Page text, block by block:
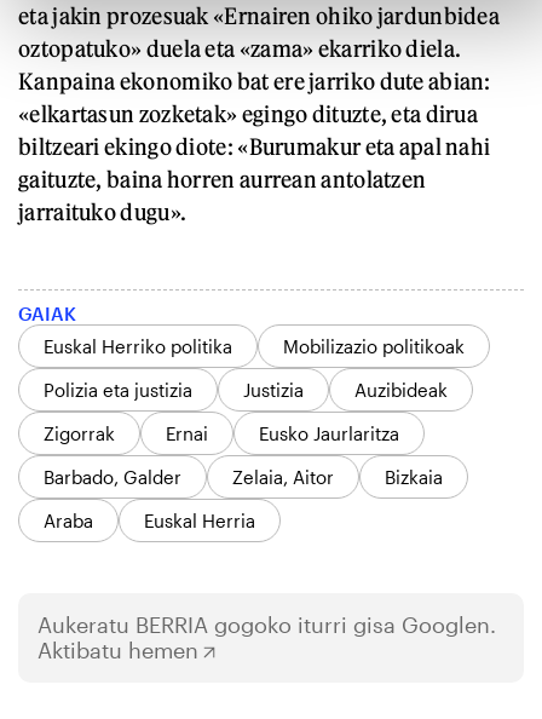
eta jakin prozesuak «Ernairen ohiko jardunbidea
oztopatuko» duela eta «zama» ekarriko diela.
Kanpaina ekonomiko bat ere jarriko dute abian:
«elkartasun zozketak» egingo dituzte, eta dirua
biltzeari ekingo diote: «Burumakur eta apal nahi
gaituzte, baina horren aurrean antolatzen
jarraituko dugu».
GAIAK
Euskal Herriko politika
Mobilizazio politikoak
Polizia eta justizia
Justizia
Auzibideak
Zigorrak
Ernai
Eusko Jaurlaritza
Barbado, Galder
Zelaia, Aitor
Bizkaia
Araba
Euskal Herria
Aukeratu BERRIA gogoko iturri gisa Googlen.
Aktibatu hemen